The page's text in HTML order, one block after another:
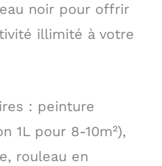
noir pour offrir
illimité à votre
: peinture
1L pour 8-10m²),
rouleau en